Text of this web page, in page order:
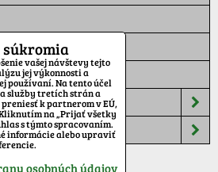
vašej návštevy tejto
jej výkonnosti a
používaní. Na tento účel
služby tretích strán a
k partnerom v EÚ,
na „Prijať všetky
s týmto spracovaním.
informácie alebo upraviť
osobných údajov